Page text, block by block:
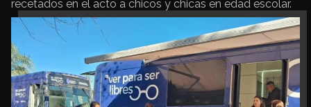
recetados en el acto a chicos y chicas en edad escolar.